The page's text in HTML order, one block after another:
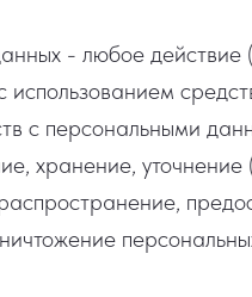
- любое действие
с персональными
хранение,